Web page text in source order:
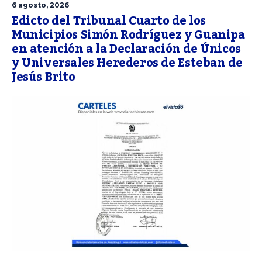
6 agosto, 2026
Edicto del Tribunal Cuarto de los
Municipios Simón Rodríguez y Guanipa
en atención a la Declaración de Únicos
y Universales Herederos de Esteban de
Jesús Brito